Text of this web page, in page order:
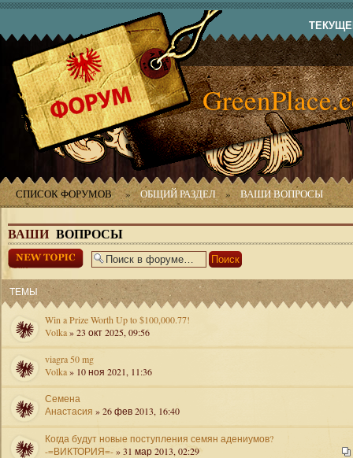
СПИСОК ФОРУМОВ » ОБЩИЙ РАЗДЕЛ » ВАШИ ВОПРОСЫ
ВАШИВОПРОСЫ
Начать новую
тему
ТЕМЫ
Win a Prize Worth Up to $100,000.77!
Volka» 23 окт 2025, 09:56
viagra 50 mg
Volka» 10 ноя 2021, 11:36
Семена
Анастасия » 26 фев 2013, 16:40
Когда будут новые поступления семян адениумов?
-=ВИКТОРИЯ=-» 31 мар 2013, 02:29